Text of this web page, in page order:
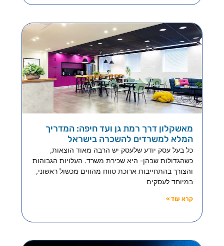
מאשקלון דרך רמת גן ועד חיפה: המדריך
המלא למשרדים להשכרה בישראל
כל בעל עסק יודע שלעסק יש הרבה מאוד הוצאות,
כשהגדולות שבהן- היא שכירת משרד. העלויות הגבוהות
והצורך בהתחייבות ארוכת טווח מהווים מכשול ראשוני,
במיוחד לעסקים
קרא עוד »